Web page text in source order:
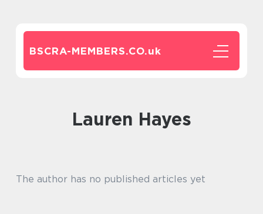
BSCRA-MEMBERS.CO.uk
Lauren Hayes
The author has no published articles yet